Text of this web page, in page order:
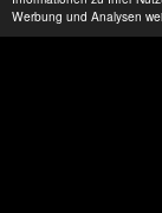
Werbung und Analysen